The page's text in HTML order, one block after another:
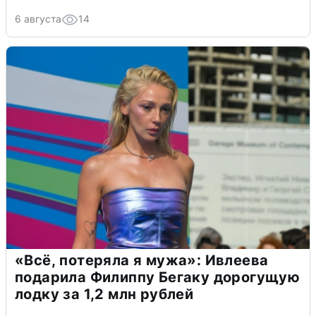
6 августа 14
«Всё, потеряла я мужа»: Ивлеева
подарила Филиппу Бегаку дорогущую
лодку за 1,2 млн рублей